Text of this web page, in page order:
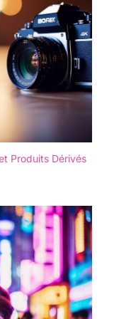
Produits Dérivés